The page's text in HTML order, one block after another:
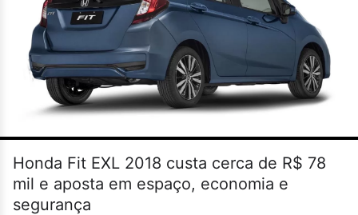
Honda Fit EXL 2018 custa cerca de R$ 78
mil e aposta em espaço, economia e
segurança